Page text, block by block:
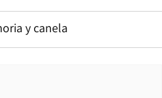
y canela